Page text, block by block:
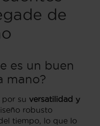
de
es un buen
mano?
por su versatilidad y
robusto
tiempo, lo que lo